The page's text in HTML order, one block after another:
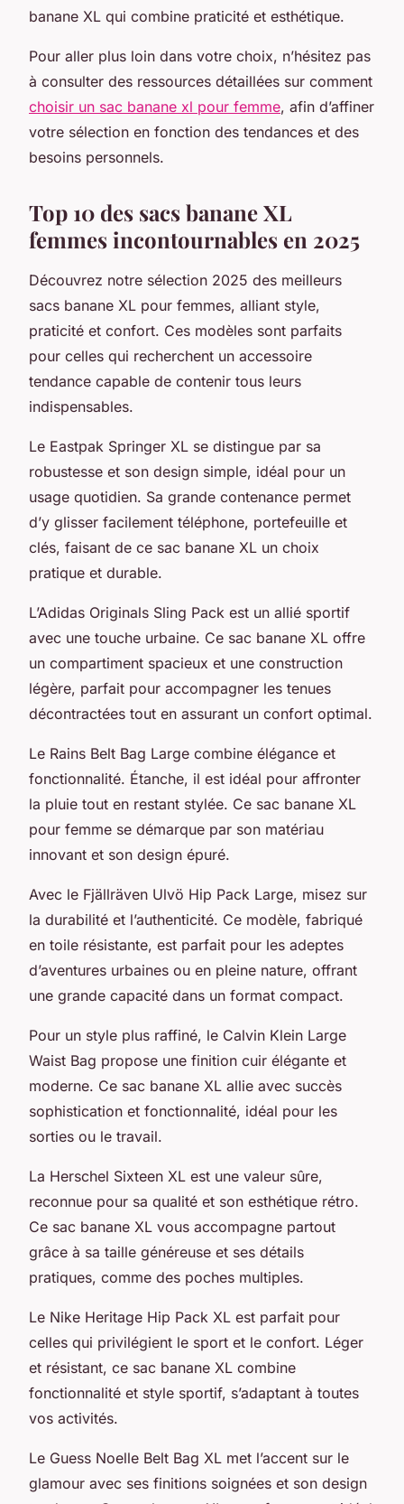
banane XL qui combine praticité et esthétique.
Pour aller plus loin dans votre choix, n’hésitez pas
à consulter des ressources détaillées sur comment
choisir un sac banane xl pour femme, afin d’affiner
votre sélection en fonction des tendances et des
besoins personnels.
Top 10 des sacs banane XL
femmes incontournables en 2025
Découvrez notre sélection 2025 des meilleurs
sacs banane XL pour femmes, alliant style,
praticité et confort. Ces modèles sont parfaits
pour celles qui recherchent un accessoire
tendance capable de contenir tous leurs
indispensables.
Le Eastpak Springer XL se distingue par sa
robustesse et son design simple, idéal pour un
usage quotidien. Sa grande contenance permet
d’y glisser facilement téléphone, portefeuille et
clés, faisant de ce sac banane XL un choix
pratique et durable.
L’Adidas Originals Sling Pack est un allié sportif
avec une touche urbaine. Ce sac banane XL offre
un compartiment spacieux et une construction
légère, parfait pour accompagner les tenues
décontractées tout en assurant un confort optimal.
Le Rains Belt Bag Large combine élégance et
fonctionnalité. Étanche, il est idéal pour affronter
la pluie tout en restant stylée. Ce sac banane XL
pour femme se démarque par son matériau
innovant et son design épuré.
Avec le Fjällräven Ulvö Hip Pack Large, misez sur
la durabilité et l’authenticité. Ce modèle, fabriqué
en toile résistante, est parfait pour les adeptes
d’aventures urbaines ou en pleine nature, offrant
une grande capacité dans un format compact.
Pour un style plus raffiné, le Calvin Klein Large
Waist Bag propose une finition cuir élégante et
moderne. Ce sac banane XL allie avec succès
sophistication et fonctionnalité, idéal pour les
sorties ou le travail.
La Herschel Sixteen XL est une valeur sûre,
reconnue pour sa qualité et son esthétique rétro.
Ce sac banane XL vous accompagne partout
grâce à sa taille généreuse et ses détails
pratiques, comme des poches multiples.
Le Nike Heritage Hip Pack XL est parfait pour
celles qui privilégient le sport et le confort. Léger
et résistant, ce sac banane XL combine
fonctionnalité et style sportif, s’adaptant à toutes
vos activités.
Le Guess Noelle Belt Bag XL met l’accent sur le
glamour avec ses finitions soignées et son design